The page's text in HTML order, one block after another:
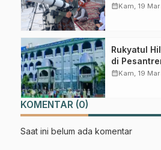
calendar_monthKam, 19
Rukyatul
di
Prediksi
calendar_monthKam, 19
KOMENTAR (0)
Saat ini belum ada komentar